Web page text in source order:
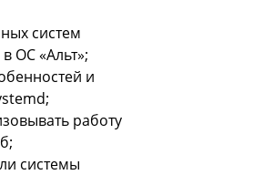
систем
ОС «Альт»;
и
работу
системы